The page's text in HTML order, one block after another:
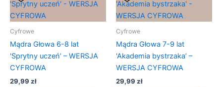
Cyfrowe
Mądra Głowa 6-8 lat
'Sprytny uczeń’ – WERSJA
CYFROWA
29,99 zł
Cyfrowe
Mądra Głowa 7-9 lat
'Akademia bystrzaka’ –
WERSJA CYFROWA
29,99 zł